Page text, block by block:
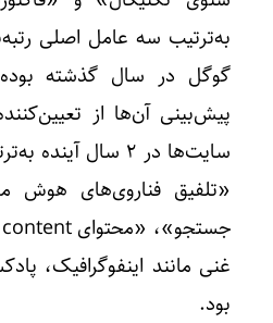
به‌ترتیب سه عامل اصلی
گوگل در سال گذشته
پیش‌بینی آن‌ها از
سایت‌ها در ۲ سال
«تلفیق فناروی‌های هوش
غنی مانند اینفوگرافیک،
بود.